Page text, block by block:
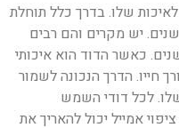
שלו. בדרך כלל תוחלת
חייהם של דודי שמש היא בין 7 ל-10 שנים. יש מקרים והם רבים
דוד שמש מחזיק מעמד גם 10 שנים. כאשר הדוד הוא איכותי
חייו. הדרך הנכונה לשמור
לכל דודי השמש
אמייל יכול להאריך את